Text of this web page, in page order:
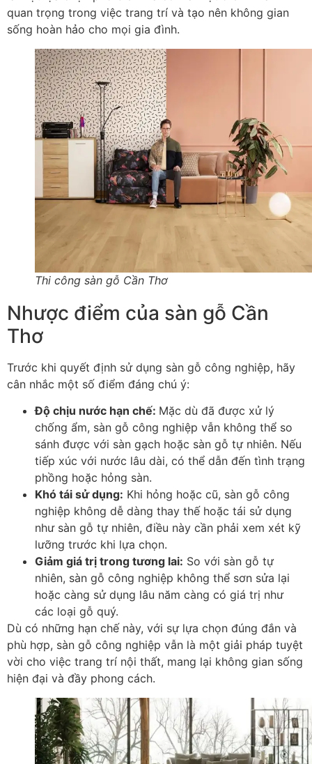
quan trọng trong việc trang trí và tạo nên không gian
sống hoàn hảo cho mọi gia đình.
Thi công sàn gỗ Cần Thơ
Nhược điểm của sàn gỗ Cần
Thơ
Trước khi quyết định sử dụng sàn gỗ công nghiệp, hãy
cân nhắc một số điểm đáng chú ý:
Độ chịu nước hạn chế: Mặc dù đã được xử lý
chống ẩm, sàn gỗ công nghiệp vẫn không thể so
sánh được với sàn gạch hoặc sàn gỗ tự nhiên. Nếu
tiếp xúc với nước lâu dài, có thể dẫn đến tình trạng
phồng hoặc hỏng sàn.
Khó tái sử dụng: Khi hỏng hoặc cũ, sàn gỗ công
nghiệp không dễ dàng thay thế hoặc tái sử dụng
như sàn gỗ tự nhiên, điều này cần phải xem xét kỹ
lưỡng trước khi lựa chọn.
Giảm giá trị trong tương lai: So với sàn gỗ tự
nhiên, sàn gỗ công nghiệp không thể sơn sửa lại
hoặc càng sử dụng lâu năm càng có giá trị như
các loại gỗ quý.
Dù có những hạn chế này, với sự lựa chọn đúng đắn và
phù hợp, sàn gỗ công nghiệp vẫn là một giải pháp tuyệt
vời cho việc trang trí nội thất, mang lại không gian sống
hiện đại và đầy phong cách.